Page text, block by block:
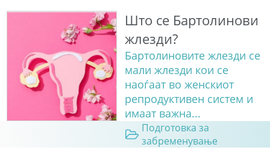
Што се Бартолинови
жлезди?
Бартолиновите жлезди се
мали жлезди кои се
наоѓаат во женскиот
репродуктивен систем и
имаат важна...
Подготовка за
забременување